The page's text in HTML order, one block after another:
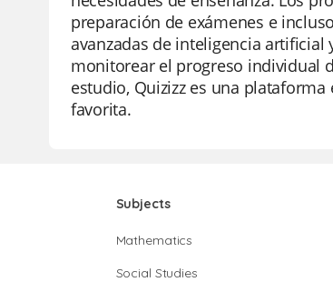
preparación de exámenes e
avanzadas de inteligencia
monitorear el progreso individual
estudio, Quizizz es una
favorita.
Subjects
Mathematics
Social Studies